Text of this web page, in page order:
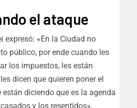
el ataque
expresó: «En la Ciudad no
público, por ende cuando les
los impuestos, les están
dicen que quieren poner el
están diciendo que es la agenda
y los resentidos».